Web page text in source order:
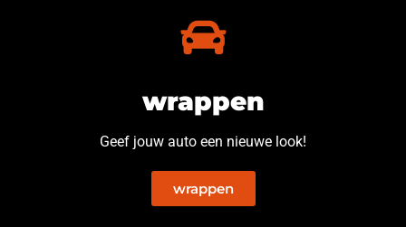
wrappen
Geef jouw auto een nieuwe look!
wrappen